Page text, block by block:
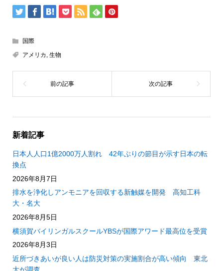
国際
アメリカ , 生物
新着記事
日本人人口1億2000万人割れ 42年ぶりの節目が示す日本の転
換点
2026年8月7日
排水を浄化しアンモニアを回収する新触媒を開発 高知工科
大・名大
2026年8月5日
横須賀バイリンガルスクールYBSが国際アワード最高位を受賞
2026年8月3日
近所づきあいが良い人は防災対策の実施割合が高い傾向 東北
大が調査